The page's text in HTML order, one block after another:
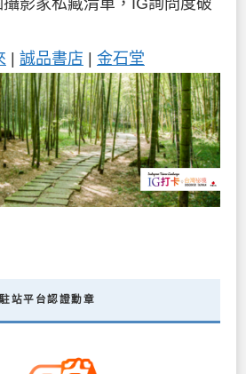
| 誠品書店 | 金石堂
駐站平台認證勳章